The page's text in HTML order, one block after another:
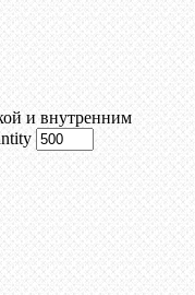
и внутренним